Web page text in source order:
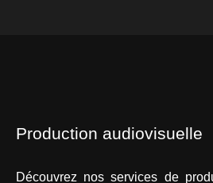
Production audiovisuelle
Découvrez nos services de